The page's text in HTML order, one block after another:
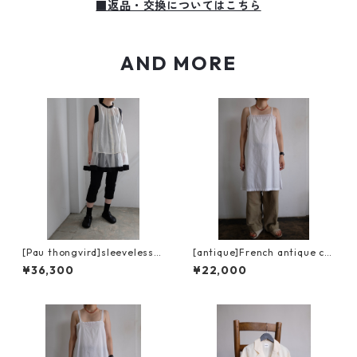
■返品・交換についてはこちら
AND MORE
[Pau thongvird]sleeveless t
uck one-piece
¥36,300
[antique]French antique co
tton lace camisole dress
¥22,000